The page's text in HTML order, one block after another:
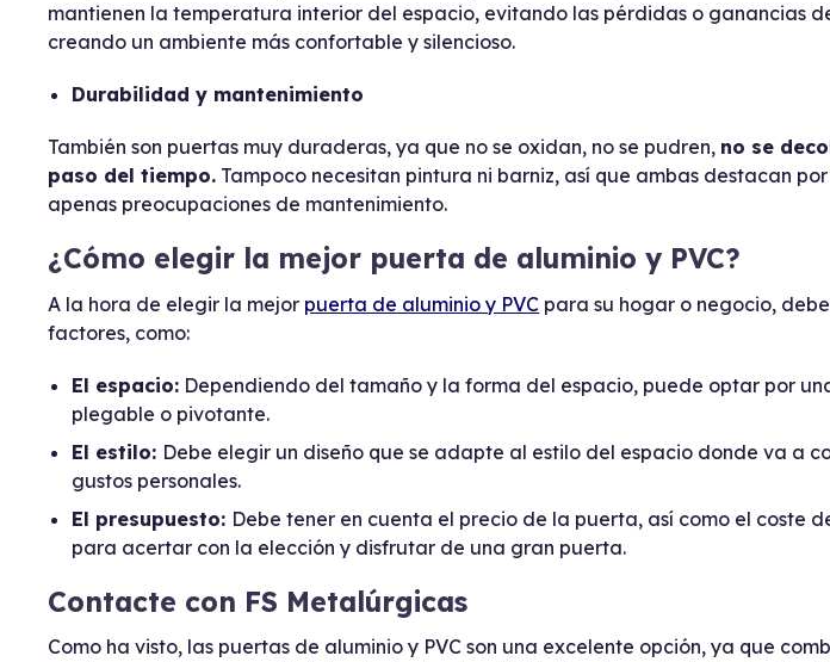
mantienen la temperatura interior del espacio, evitando las pérdidas o ganancias
creando un ambiente más confortable y silencioso.
Durabilidad y mantenimiento
También son puertas muy duraderas, ya que no se oxidan, no se pudren, no se
paso del tiempo. Tampoco necesitan pintura ni barniz, así que ambas destacan
apenas preocupaciones de mantenimiento.
¿Cómo elegir la mejor puerta de aluminio y PVC?
A la hora de elegir la mejor puerta de aluminio y PVC para su hogar o negocio,
factores, como:
El espacio: Dependiendo del tamaño y la forma del espacio, puede optar por
plegable o pivotante.
El estilo: Debe elegir un diseño que se adapte al estilo del espacio donde va a
gustos personales.
El presupuesto: Debe tener en cuenta el precio de la puerta, así como el coste
para acertar con la elección y disfrutar de una gran puerta.
Contacte con FS Metalúrgicas
Como ha visto, las puertas de aluminio y PVC son una excelente opción, ya que